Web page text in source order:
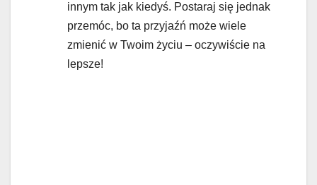
innym tak jak kiedyś. Postaraj się jednak
przemóc, bo ta przyjaźń może wiele
zmienić w Twoim życiu – oczywiście na
lepsze!